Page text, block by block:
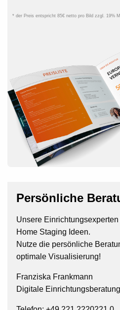
* der Preis entspricht 85€ netto pro Bild zzgl. 19%
Persönliche
Unsere
Home Staging Ideen.
Nutze die persönliche
optimale Visualisierung!
Franziska Frankmann
Digitale Einrichtungsberatung